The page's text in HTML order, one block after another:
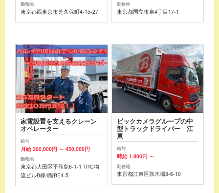
勤務地
東京都西東京市芝久保町4-15-27
勤務地
東京都国立市泉4丁目17-1
家電設置を支えるクレーン
オペレーター
給与
月給 260,000円 ～ 450,000円
勤務地
東京都大田区平和島6-1-1 TRC物
流ビルB棟4階BE4-5
ビックカメラグループの中
型トラックドライバー 江
東
給与
時給 1,800円 ～
勤務地
東京都江東区新木場3-6-10